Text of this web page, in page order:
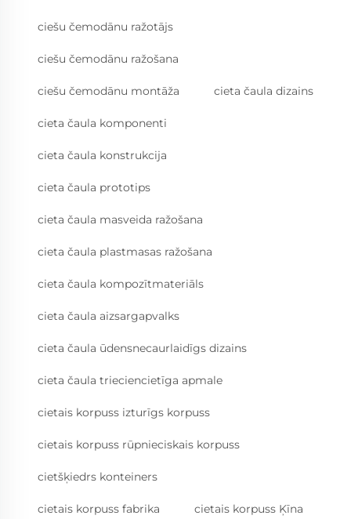
ciešu čemodānu ražotājs
ciešu čemodānu ražošana
ciešu čemodānu montāža cieta čaula dizains
cieta čaula komponenti
cieta čaula konstrukcija
cieta čaula prototips
cieta čaula masveida ražošana
cieta čaula plastmasas ražošana
cieta čaula kompozītmateriāls
cieta čaula aizsargapvalks
cieta čaula ūdensnecaurlaidīgs dizains
cieta čaula trieciencietīga apmale
cietais korpuss izturīgs korpuss
cietais korpuss rūpnieciskais korpuss
cietšķiedrs konteiners
cietais korpuss fabrika cietais korpuss Ķīna